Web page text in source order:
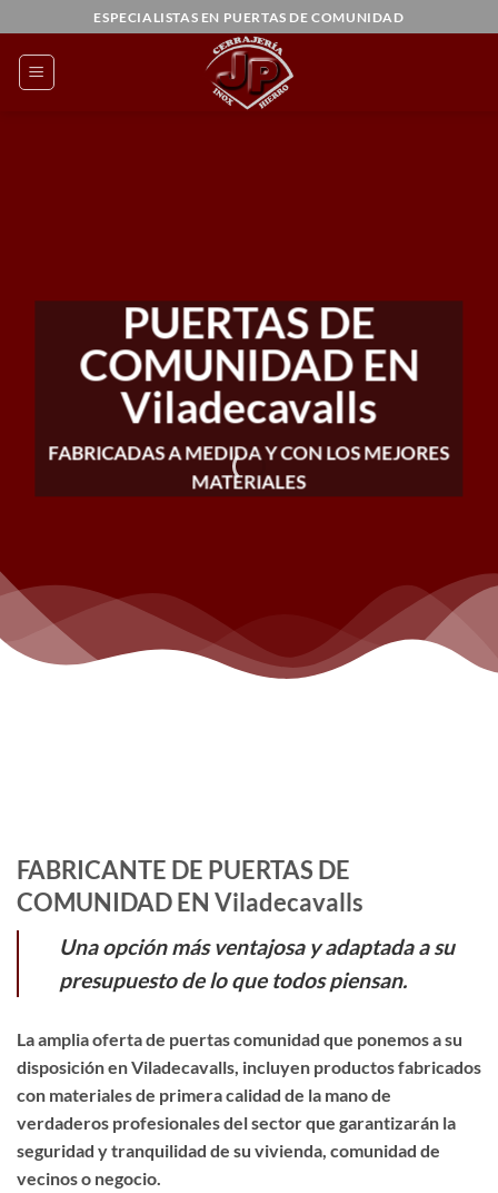
al
contenido
ESPECIALISTAS EN PUERTAS DE COMUNIDAD
PUERTAS DE
COMUNIDAD EN
Viladecavalls
FABRICADAS A MEDIDA Y CON LOS MEJORES
MATERIALES
FABRICANTE DE PUERTAS DE
COMUNIDAD EN Viladecavalls
Una opción más ventajosa y adaptada a su
presupuesto de lo que todos piensan.
La amplia oferta de puertas comunidad que ponemos a su
disposición en Viladecavalls, incluyen productos fabricados
con materiales de primera calidad de la mano de
verdaderos profesionales del sector que garantizarán la
seguridad y tranquilidad de su vivienda, comunidad de
vecinos o negocio.